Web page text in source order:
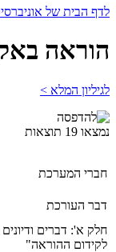
לדף הבית של
הוראה
לגיליון המלא >
נמצאו 19 תוצאות
חברי המערכת
דבר העורכת
חלק א': דברים
לקידום ההוראה"